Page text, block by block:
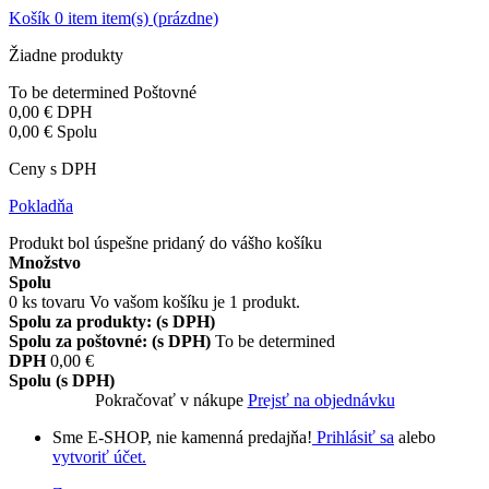
Košík 0 item item(s) (prázdne)
Žiadne produkty
To be determined Poštovné
0,00 € DPH
0,00 € Spolu
Ceny s DPH
Pokladňa
Produkt bol úspešne pridaný do vášho košíku
Množstvo
Spolu
0 ks tovaru Vo vašom košíku je 1 produkt.
Spolu za produkty: (s DPH)
Spolu za poštovné: (s DPH) To be determined
DPH 0,00 €
Spolu (s DPH)
Pokračovať v nákupe Prejsť na objednávku
Sme E-SHOP, nie kamenná predajňa! Prihlásiť sa alebo
vytvoriť účet.